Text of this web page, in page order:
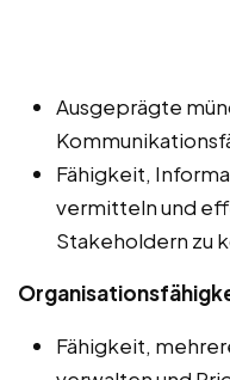
Ausgeprägte
Fähigkeit,
vermitteln und
Stakeholdern zu
Fähigkeit,